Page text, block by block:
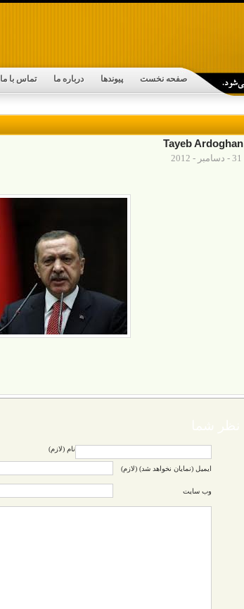
صفحه نخست پیوندها درباره ما تماس با ما
Tayeb Ardoghan
31 - دسامبر - 2012
نام (لازم)
ایمیل (نمایان نخواهد شد) (لازم)
وب سایت